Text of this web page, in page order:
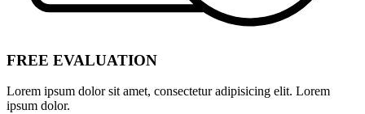
FREE EVALUATION
Lorem ipsum dolor sit amet, consectetur adipisicing elit. Lorem
ipsum dolor.